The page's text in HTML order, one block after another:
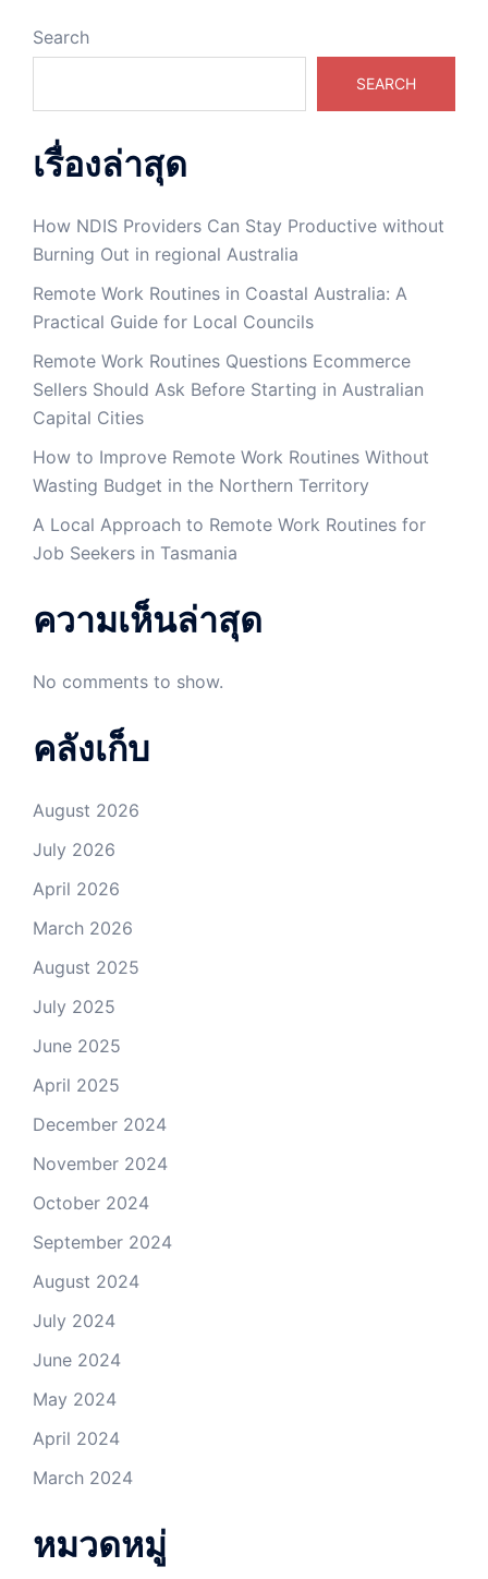
Search
SEARCH
เรื่องล่าสุด
How NDIS Providers Can Stay Productive without
Burning Out in regional Australia
Remote Work Routines in Coastal Australia: A
Practical Guide for Local Councils
Remote Work Routines Questions Ecommerce
Sellers Should Ask Before Starting in Australian
Capital Cities
How to Improve Remote Work Routines Without
Wasting Budget in the Northern Territory
A Local Approach to Remote Work Routines for
Job Seekers in Tasmania
ความเห็นล่าสุด
No comments to show.
คลังเก็บ
August 2026
July 2026
April 2026
March 2026
August 2025
July 2025
June 2025
April 2025
December 2024
November 2024
October 2024
September 2024
August 2024
July 2024
June 2024
May 2024
April 2024
March 2024
หมวดหมู่